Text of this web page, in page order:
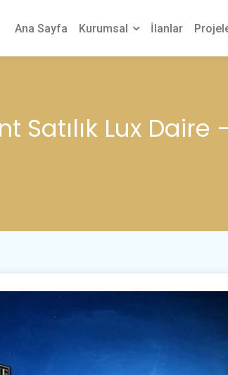
Ana Sayfa Kurumsal İlanlar
Satılık Lux